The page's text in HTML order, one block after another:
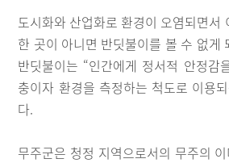
도시화와 산업화로 환경이 오염되면서
한 곳이 아니면 반딧불이를 볼 수 없게
반딧불이는 “인간에게 정서적 안정감
충이자 환경을 측정하는 척도로 이용
다.
무주군은 청정 지역으로서의 무주의